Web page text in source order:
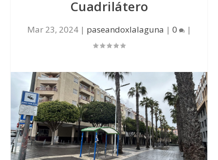
Cuadrilátero
Mar 23, 2024| paseandoxlalaguna | 0 |